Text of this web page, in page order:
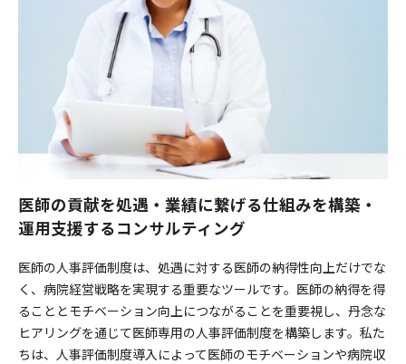
医師の貢献を処遇・業績に繋げる仕組みを構築・
運用支援するコンサルティング
医師の人事評価制度は、処遇に対する医師の納得性向上だけでな
く、病院経営戦略を実現する重要なツールです。医師の納得を得
ることとモチベーション向上につながることを重要視し、丹念な
ヒアリングを通じて医師専用の人事評価制度を構築します。私た
ちは、人事評価制度導入によって医師のモチベーションや病院収